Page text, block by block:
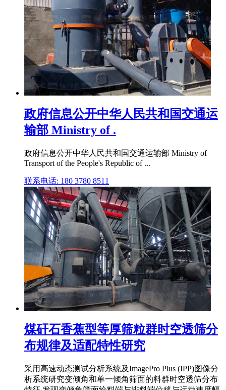
政府信息公开中华人民共和国交通运
输部 Ministry of .
政府信息公开中华人民共和国交通运输部 Ministry of
Transport of the People's Republic of ...
联系电话: 180 3780 8511
煤矸石香蕉型等厚筛粒群时空透筛分
布规律及适配特性研究
采用高速动态测试分析系统及ImagePro Plus (IPP)图像分
析系统研究变倾角和单一倾角筛面的料群时空透筛分布